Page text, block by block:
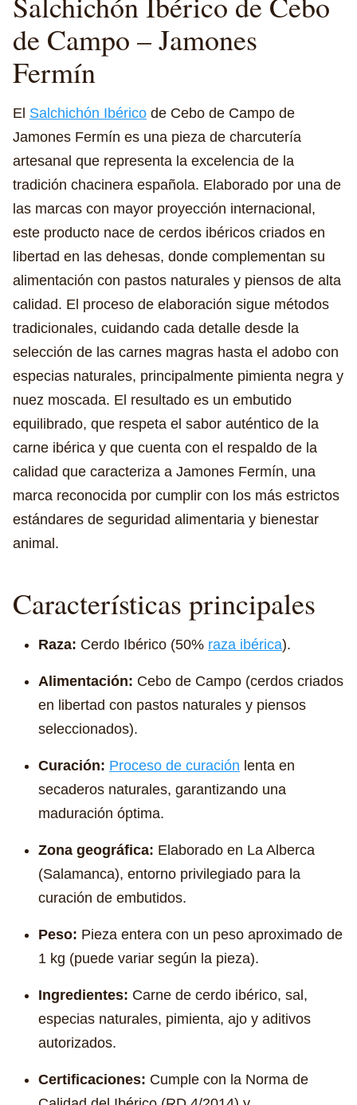
de Campo – Jamones
Fermín
El Salchichón Ibérico de Cebo de Campo de
Jamones Fermín es una pieza de charcutería
artesanal que representa la excelencia de la
tradición chacinera española. Elaborado por una de
las marcas con mayor proyección internacional,
este producto nace de cerdos ibéricos criados en
libertad en las dehesas, donde complementan su
alimentación con pastos naturales y piensos de alta
calidad. El proceso de elaboración sigue métodos
tradicionales, cuidando cada detalle desde la
selección de las carnes magras hasta el adobo con
especias naturales, principalmente pimienta negra y
nuez moscada. El resultado es un embutido
equilibrado, que respeta el sabor auténtico de la
carne ibérica y que cuenta con el respaldo de la
calidad que caracteriza a Jamones Fermín, una
marca reconocida por cumplir con los más estrictos
estándares de seguridad alimentaria y bienestar
animal.
Características principales
Raza: Cerdo Ibérico (50% raza ibérica).
Alimentación: Cebo de Campo (cerdos criados
en libertad con pastos naturales y piensos
seleccionados).
Curación: Proceso de curación lenta en
secaderos naturales, garantizando una
maduración óptima.
Zona geográfica: Elaborado en La Alberca
(Salamanca), entorno privilegiado para la
curación de embutidos.
Peso: Pieza entera con un peso aproximado de
1 kg (puede variar según la pieza).
Ingredientes: Carne de cerdo ibérico, sal,
especias naturales, pimienta, ajo y aditivos
autorizados.
Certificaciones: Cumple con la Norma de